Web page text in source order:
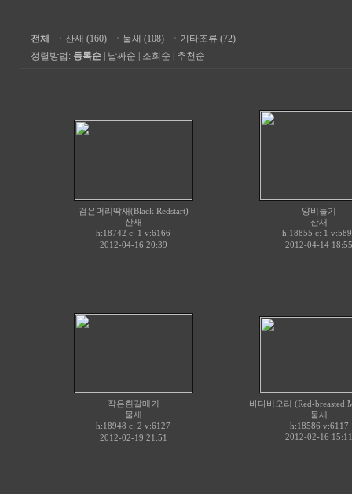
전체 ㆍ 산새 (160) ㆍ 물새 (108) ㆍ 기타조류 (72)
정렬방법: 등록순 날짜순 조회순 추천순
검은머리딱새(Black Redstart)
산새
h:18742 c: 1 v:6166
2012-04-16 20:39
양비둘기
산새
h:18855 c: 1
2012-04-14 18:55
작은흰갈매기
물새
h:18948 c: 2 v:6127
2012-02-19 21:51
바다비오리 (Red-breasted
물새
h:18586 v:6117
2012-02-16 15:11